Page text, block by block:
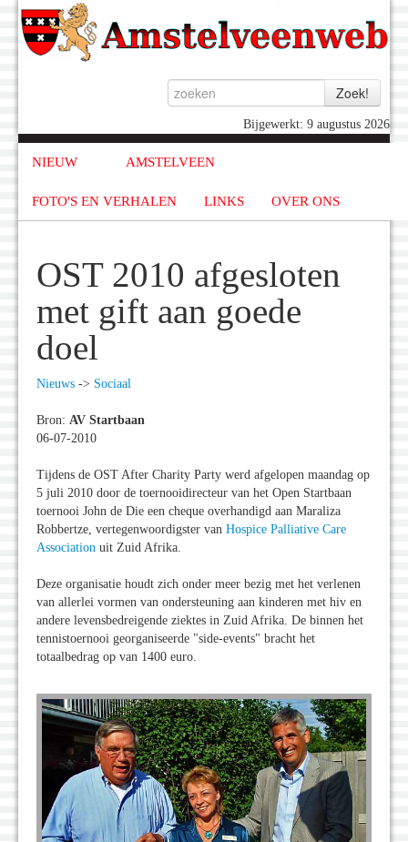
Bijgewerkt: 9 augustus 2026
NIEUW AMSTELVEEN
FOTO'S EN VERHALEN LINKS OVER ONS
OST 2010 afgesloten
met gift aan goede
doel
Nieuws -> Sociaal
Bron: AV Startbaan
06-07-2010
Tijdens de OST After Charity Party werd afgelopen maandag op
5 juli 2010 door de toernooidirecteur van het Open Startbaan
toernooi John de Die een cheque overhandigd aan Maraliza
Robbertze, vertegenwoordigster van Hospice Palliative Care
Association uit Zuid Afrika.
Deze organisatie houdt zich onder meer bezig met het verlenen
van allerlei vormen van ondersteuning aan kinderen met hiv en
andere levensbedreigende ziektes in Zuid Afrika. De binnen het
tennistoernooi georganiseerde "side-events" bracht het
totaalbedrag op van 1400 euro.